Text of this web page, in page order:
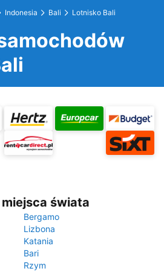
Indonesia Bali Lotnisko Bali
świata
Bergamo
Lizbona
Katania
Bari
Rzym